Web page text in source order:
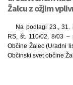
Žalcu z ožjim
Na podlagi 23.,
RS, št. 110/02, 8/03
Občine Žalec (Uradni
Občinski svet občine